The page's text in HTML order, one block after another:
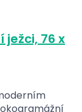
ježci, 76 x